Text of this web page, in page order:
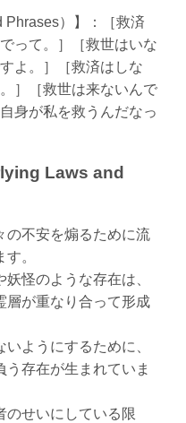
Phrases）】：［救済
って。］［救世はいな
よ。］［救済はしな
］［救世は来ないんで
身が私を救うんだなっ
Laws and
の不安を煽るために流
。
怪のような存在は、
層が重なり合って形成
ようにするために、
う存在が生まれていま
のせいにしている限